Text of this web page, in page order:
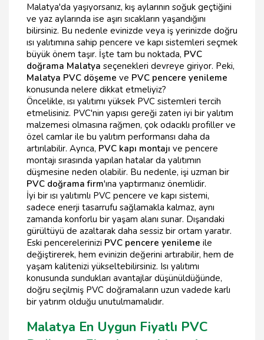
Malatya'da yaşıyorsanız, kış aylarının soğuk geçtiğini
ve yaz aylarında ise aşırı sıcakların yaşandığını
bilirsiniz. Bu nedenle evinizde veya iş yerinizde doğru
ısı yalıtımına sahip pencere ve kapı sistemleri seçmek
büyük önem taşır. İşte tam bu noktada, PVC
doğrama Malatya seçenekleri devreye giriyor. Peki,
Malatya PVC döşeme ve PVC pencere yenileme
konusunda nelere dikkat etmeliyiz?
Öncelikle, ısı yalıtımı yüksek PVC sistemleri tercih
etmelisiniz. PVC'nin yapısı gereği zaten iyi bir yalıtım
malzemesi olmasına rağmen, çok odacıklı profiller ve
özel camlar ile bu yalıtım performansı daha da
artırılabilir. Ayrıca, PVC kapı montajı ve pencere
montajı sırasında yapılan hatalar da yalıtımın
düşmesine neden olabilir. Bu nedenle, işi uzman bir
PVC doğrama firm'ına yaptırmanız önemlidir.
İyi bir ısı yalıtımlı PVC pencere ve kapı sistemi,
sadece enerji tasarrufu sağlamakla kalmaz, aynı
zamanda konforlu bir yaşam alanı sunar. Dışarıdaki
gürültüyü de azaltarak daha sessiz bir ortam yaratır.
Eski pencerelerinizi PVC pencere yenileme ile
değiştirerek, hem evinizin değerini artırabilir, hem de
yaşam kalitenizi yükseltebilirsiniz. Isı yalıtımı
konusunda sundukları avantajlar düşünüldüğünde,
doğru seçilmiş PVC doğramaların uzun vadede karlı
bir yatırım olduğu unutulmamalıdır.
Malatya En Uygun Fiyatlı PVC